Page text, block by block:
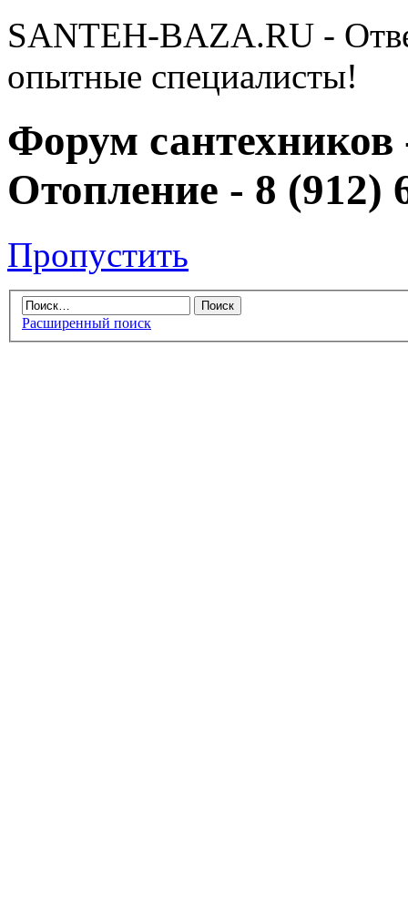
SANTEH-BAZA.RU -
опытные специалисты!
Форум сантехников
Отопление - 8 (912)
Пропустить
Расширенный поиск